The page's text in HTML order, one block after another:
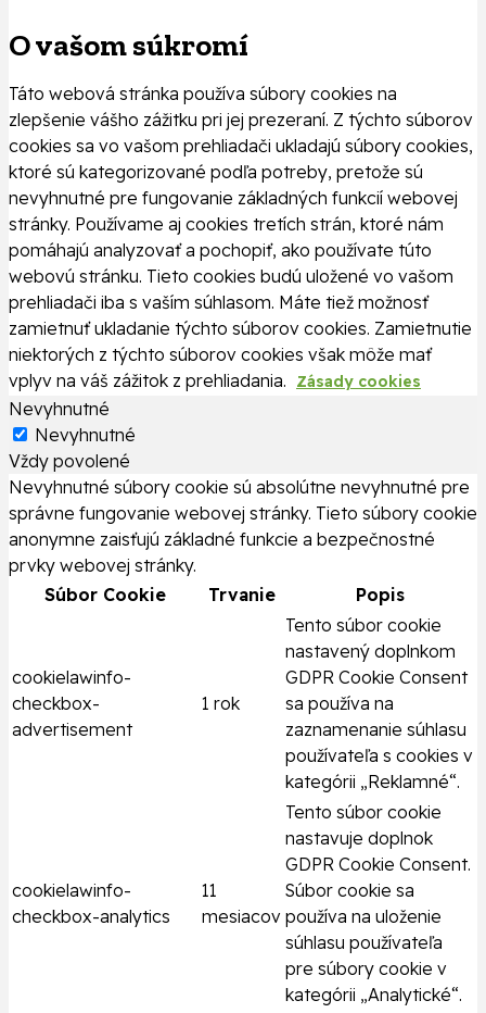
O vašom súkromí
Táto webová stránka používa súbory cookies na
zlepšenie vášho zážitku pri jej prezeraní. Z týchto súborov
cookies sa vo vašom prehliadači ukladajú súbory cookies,
ktoré sú kategorizované podľa potreby, pretože sú
nevyhnutné pre fungovanie základných funkcií webovej
stránky. Používame aj cookies tretích strán, ktoré nám
pomáhajú analyzovať a pochopiť, ako používate túto
webovú stránku. Tieto cookies budú uložené vo vašom
prehliadači iba s vaším súhlasom. Máte tiež možnosť
zamietnuť ukladanie týchto súborov cookies. Zamietnutie
niektorých z týchto súborov cookies však môže mať
vplyv na váš zážitok z prehliadania.
Zásady cookies
Nevyhnutné
Nevyhnutné
Vždy povolené
Nevyhnutné súbory cookie sú absolútne nevyhnutné pre
správne fungovanie webovej stránky. Tieto súbory cookie
anonymne zaisťujú základné funkcie a bezpečnostné
prvky webovej stránky.
Súbor Cookie
Trvanie Popis
cookielawinfo-
checkbox-
advertisement
1 rok
Tento súbor cookie
nastavený doplnkom
GDPR Cookie Consent
sa používa na
zaznamenanie súhlasu
používateľa s cookies v
kategórii „Reklamné“.
cookielawinfo-
checkbox-analytics
11
mesiacov
Tento súbor cookie
nastavuje doplnok
GDPR Cookie Consent.
Súbor cookie sa
používa na uloženie
súhlasu používateľa
pre súbory cookie v
kategórii „Analytické“.